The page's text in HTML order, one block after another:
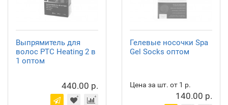
Выпрямитель для
волос PTC Heating 2 в
1 оптом
440.00 р.
Гелевые носочки Spa
Gel Socks оптом
Цена за шт. от 1 р.
140.00 р.